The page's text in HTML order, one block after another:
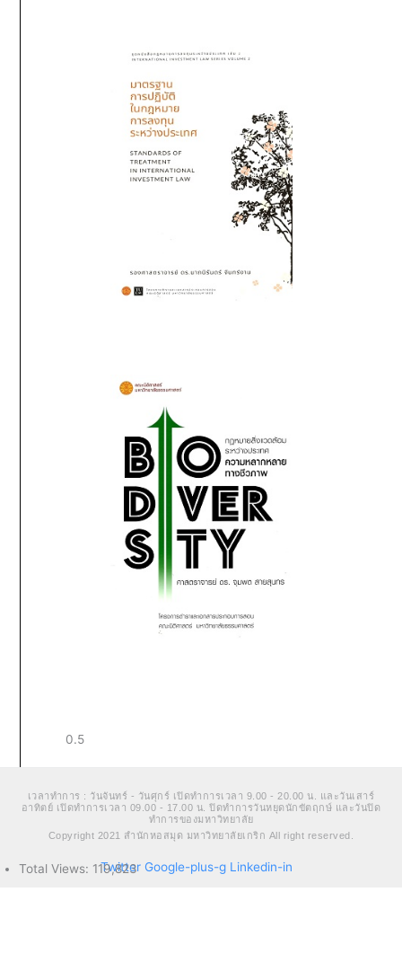
เวลาทำการ : วันจันทร์ - วันศุกร์ เปิดทำการเวลา 9.00 - 20.00 น. และวันเสาร์
อาทิตย์ เปิดทำการเวลา 09.00 - 17.00 น. ปิดทำการวันหยุดนักขัตฤกษ์ และวันปิด
ทำการของมหาวิทยาลัย
Copyright 2021 สำนักหอสมุด มหาวิทยาลัยเกริก All right reserved.
Twitter Google-plus-g Linkedin-in
Total Views: 119,823